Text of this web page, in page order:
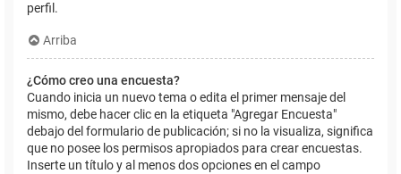
perfil.
Arriba
¿Cómo creo una encuesta?
Cuando inicia un nuevo tema o edita el primer mensaje del
mismo, debe hacer clic en la etiqueta "Agregar Encuesta"
debajo del formulario de publicación; si no la visualiza, significa
que no posee los permisos apropiados para crear encuestas.
Inserte un título y al menos dos opciones en el campo